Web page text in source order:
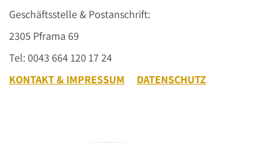
Geschäftsstelle & Postanschrift:
2305 Pframa 69
Tel: 0043 664 120 17 24
KONTAKT & IMPRESSUM
DATENSCHUTZ